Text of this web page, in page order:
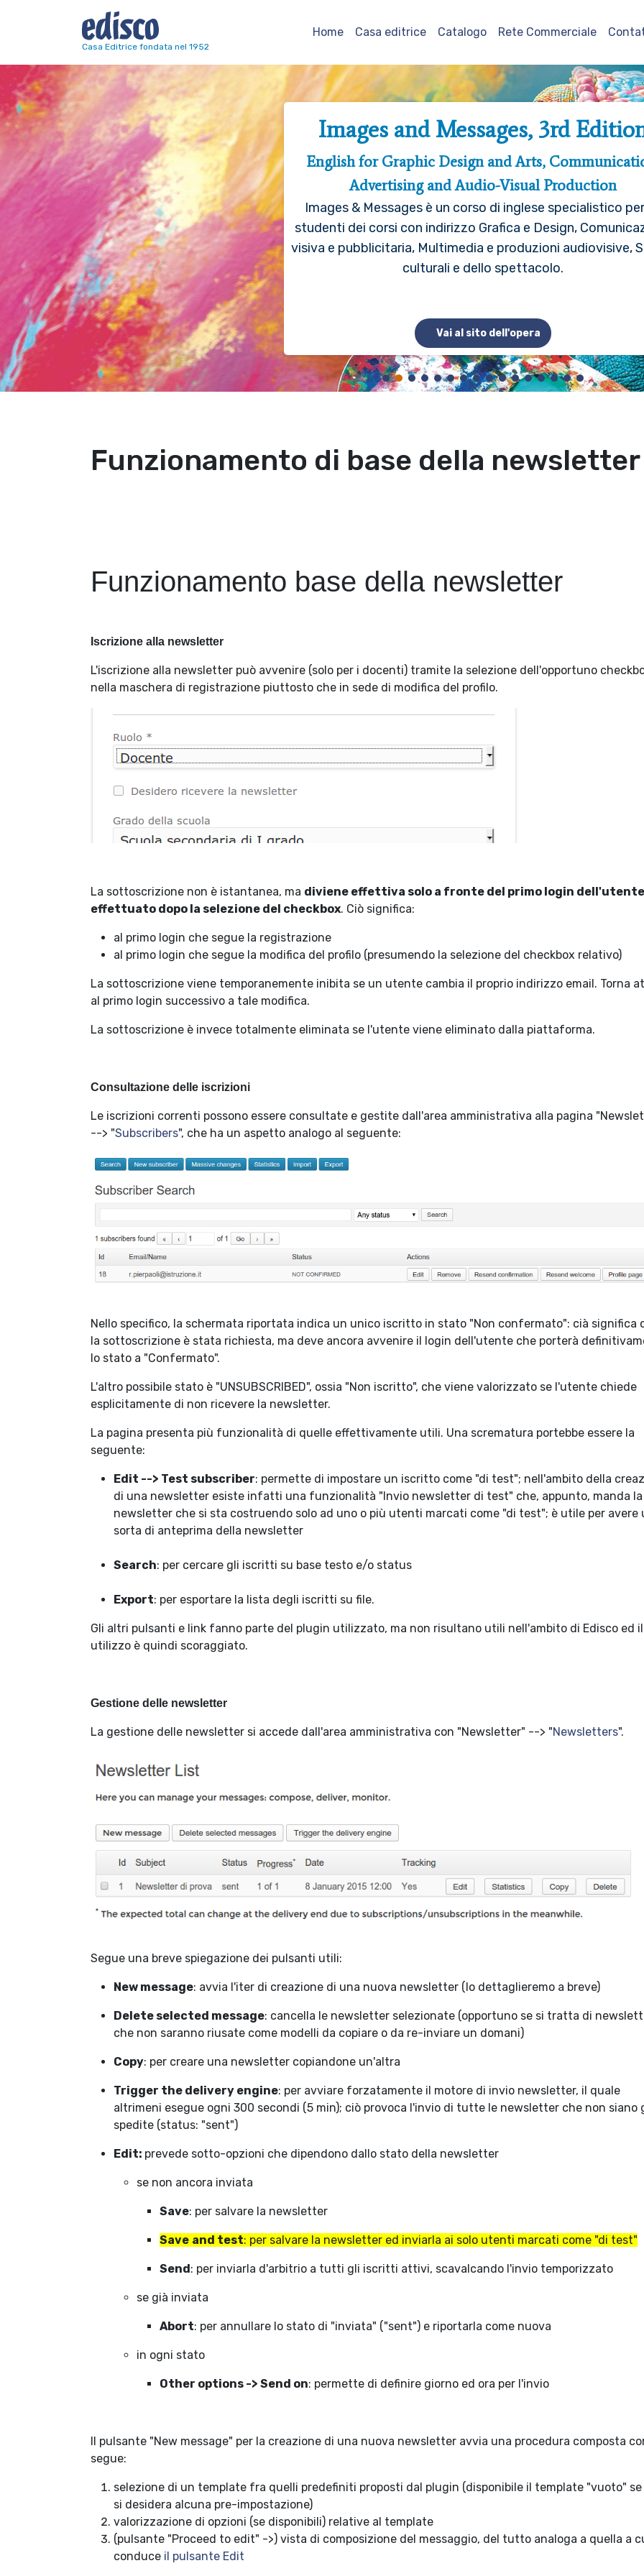
Navigazione principale
Casa Editrice fondata nel 1952
Home Casa editrice Catalogo Rete Commerciale
Images and Messages, 3rd
English for Graphic Design and Arts,
Advertising and Audio-Visual Production
Images & Messages è un corso di inglese specialistico
studenti dei corsi con indirizzo Grafica e Design,
visiva e pubblicitaria, Multimedia e produzioni audiovisive,
culturali e dello spettacolo.
Vai al sito dell'opera
Funzionamento di base della newsletter
Funzionamento base della newsletter
Iscrizione alla newsletter
L'iscrizione alla newsletter può avvenire (solo per i docenti) tramite la selezione dell'opportuno
nella maschera di registrazione piuttosto che in sede di modifica del profilo.
La sottoscrizione non è istantanea, ma diviene effettiva solo a fronte del primo login dell'utente
effettuato dopo la selezione del checkbox. Ciò significa:
al primo login che segue la registrazione
al primo login che segue la modifica del profilo (presumendo la selezione del checkbox relativo)
La sottoscrizione viene temporanemente inibita se un utente cambia il proprio indirizzo email. Torna
al primo login successivo a tale modifica.
La sottoscrizione è invece totalmente eliminata se l'utente viene eliminato dalla piattaforma.
Consultazione delle iscrizioni
Le iscrizioni correnti possono essere consultate e gestite dall'area amministrativa alla pagina
--> "Subscribers", che ha un aspetto analogo al seguente:
Nello specifico, la schermata riportata indica un unico iscritto in stato "Non confermato": cià significa
la sottoscrizione è stata richiesta, ma deve ancora avvenire il login dell'utente che porterà
lo stato a "Confermato".
L'altro possibile stato è "UNSUBSCRIBED", ossia "Non iscritto", che viene valorizzato se l'utente chiede
esplicitamente di non ricevere la newsletter.
La pagina presenta più funzionalità di quelle effettivamente utili. Una scrematura portebbe essere la
seguente:
Edit --> Test subscriber: permette di impostare un iscritto come "di test"; nell'ambito della
di una newsletter esiste infatti una funzionalità "Invio newsletter di test" che, appunto, manda la
newsletter che si sta costruendo solo ad uno o più utenti marcati come "di test"; è utile per avere
sorta di anteprima della newsletter
Search: per cercare gli iscritti su base testo e/o status
Export: per esportare la lista degli iscritti su file.
Gli altri pulsanti e link fanno parte del plugin utilizzato, ma non risultano utili nell'ambito di Edisco ed
utilizzo è quindi scoraggiato.
Gestione delle newsletter
La gestione delle newsletter si accede dall'area amministrativa con "Newsletter" --> "Newsletters".
Segue una breve spiegazione dei pulsanti utili:
New message: avvia l'iter di creazione di una nuova newsletter (lo dettaglieremo a breve)
Delete selected message: cancella le newsletter selezionate (opportuno se si tratta di
che non saranno riusate come modelli da copiare o da re-inviare un domani)
Copy: per creare una newsletter copiandone un'altra
Trigger the delivery engine: per avviare forzatamente il motore di invio newsletter, il quale
altrimeni esegue ogni 300 secondi (5 min); ciò provoca l'invio di tutte le newsletter che non siano
spedite (status: "sent")
Edit: prevede sotto-opzioni che dipendono dallo stato della newsletter
se non ancora inviata
Save: per salvare la newsletter
Save and test: per salvare la newsletter ed inviarla ai solo utenti marcati come "di test"
Send: per inviarla d'arbitrio a tutti gli iscritti attivi, scavalcando l'invio temporizzato
se già inviata
Abort: per annullare lo stato di "inviata" ("sent") e riportarla come nuova
in ogni stato
Other options -> Send on: permette di definire giorno ed ora per l'invio
Il pulsante "New message" per la creazione di una nuova newsletter avvia una procedura composta
segue:
selezione di un template fra quelli predefiniti proposti dal plugin (disponibile il template "vuoto"
si desidera alcuna pre-impostazione)
valorizzazione di opzioni (se disponibili) relative al template
(pulsante "Proceed to edit" ->) vista di composizione del messaggio, del tutto analoga a quella a
conduce il pulsante Edit